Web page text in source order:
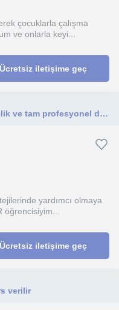
çocuklarla çalışma
ve onlarla keyi...
Ücretsiz iletişime geç
Derslerim ilkokul çocuklarına yönelik ve tam profesyonel değildir.
yardımcı olmaya
öğrencisiyim...
Ücretsiz iletişime geç
verilir